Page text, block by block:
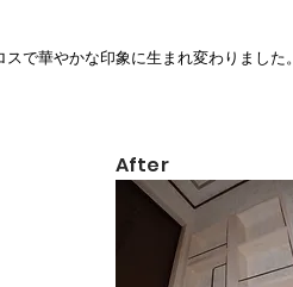
で華やかな印象に生まれ変わりました。
​After